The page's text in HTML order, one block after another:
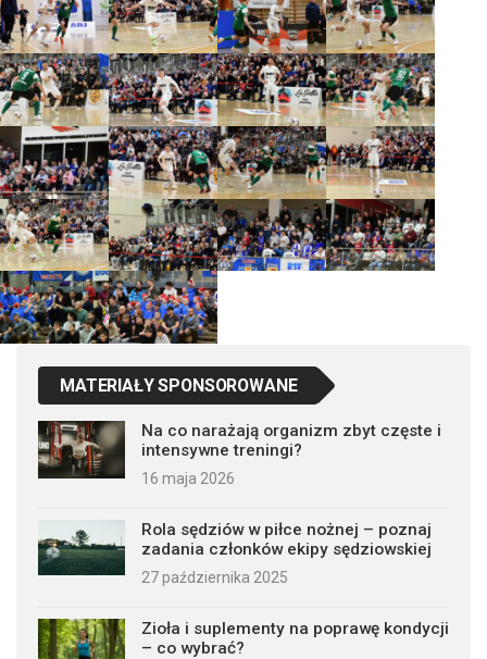
MATERIAŁY SPONSOROWANE
Na co narażają organizm zbyt częste i
intensywne treningi?
16 maja 2026
Rola sędziów w piłce nożnej – poznaj
zadania członków ekipy sędziowskiej
27 października 2025
Zioła i suplementy na poprawę kondycji
– co wybrać?